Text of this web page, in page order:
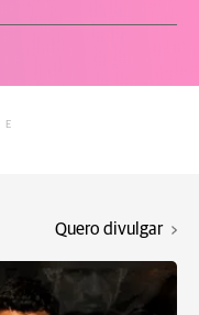
Quero divulgar